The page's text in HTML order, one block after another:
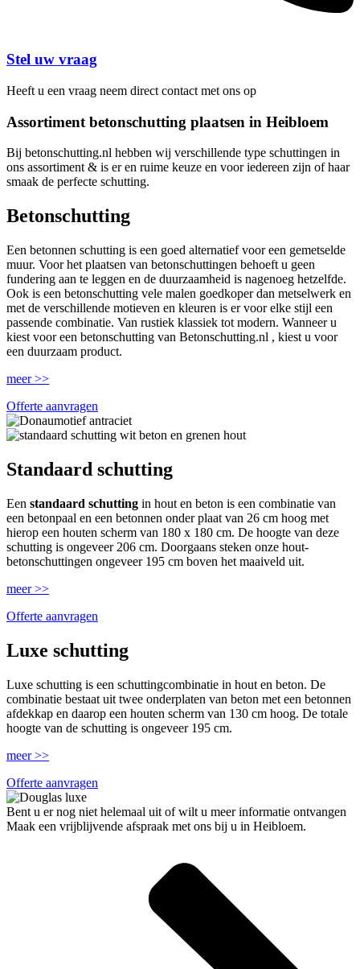
Stel uw vraag
Heeft u een vraag neem direct contact met ons op
Assortiment betonschutting plaatsen in Heibloem
Bij betonschutting.nl hebben wij verschillende type schuttingen in
ons assortiment & is er en ruime keuze en voor iedereen zijn of haar
smaak de perfecte schutting.
Betonschutting
Een betonnen schutting is een goed alternatief voor een gemetselde
muur. Voor het plaatsen van betonschuttingen behoeft u geen
fundering aan te leggen en de duurzaamheid is nagenoeg hetzelfde.
Ook is een betonschutting vele malen goedkoper dan metselwerk en
met de verschillende motieven en kleuren is er voor elke stijl een
passende combinatie. Van rustiek klassiek tot modern. Wanneer u
kiest voor een betonschutting van Betonschutting.nl , kiest u voor
een duurzaam product.
meer >>
Offerte aanvragen
Standaard schutting
Een standaard schutting in hout en beton is een combinatie van
een betonpaal en een betonnen onder plaat van 26 cm hoog met
hierop een houten scherm van 180 x 180 cm. De hoogte van deze
schutting is ongeveer 206 cm. Doorgaans steken onze hout-
betonschuttingen ongeveer 195 cm boven het maaiveld uit.
meer >>
Offerte aanvragen
Luxe schutting
Luxe schutting is een schuttingcombinatie in hout en beton. De
combinatie bestaat uit twee onderplaten van beton met een betonnen
afdekkap en daarop een houten scherm van 130 cm hoog. De totale
hoogte van de schutting is ongeveer 195 cm.
meer >>
Offerte aanvragen
Bent u er nog niet helemaal uit of wilt u meer informatie ontvangen
Maak een vrijblijvende afspraak met ons bij u in Heibloem.